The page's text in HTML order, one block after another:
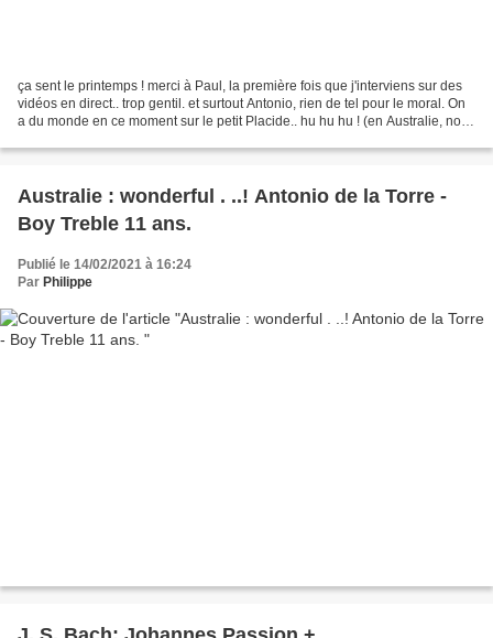
ça sent le printemps ! merci à Paul, la première fois que j'interviens sur des
vidéos en direct.. trop gentil. et surtout Antonio, rien de tel pour le moral. On
a du monde en ce moment sur le petit Placide.. hu hu hu ! (en Australie, nos
Australie : wonderful . ..! Antonio de la Torre -
Boy Treble 11 ans.
Publié le 14/02/2021 à 16:24
Par Philippe